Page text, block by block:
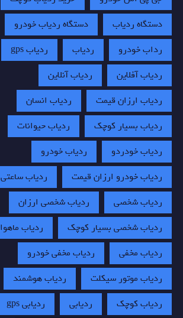
دستگاه ردیاب
دستگاه ردیاب خودرو
رداب خودرو
ردیاب
ردیاب gps
ردیاب آفلاین
ردیاب آنلاین
ردیاب ارزان قیمت
ردیاب انسان
ردیاب بسیار کوچک
ردیاب حیوانات
ردیاب خودردو
ردیاب خودرو
ردیاب خودرو ارزان قیمت
ردیاب ساعتی
ردیاب شخصی
ردیاب شخصی ارزان
ردیاب شخصی بسیار کوچک
ردیاب
ردیاب مخفی
ردیاب مخفی خودرو
ردیاب موتور سیکلت
ردیاب هوشمند
ردیاب کوچک
ردیابی
ردیابی gps